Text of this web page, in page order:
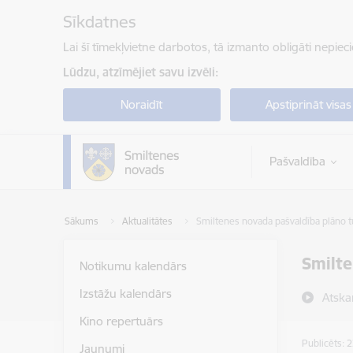
Sīkdatnes
Lai šī tīmekļvietne darbotos, tā izmanto obligāti
Lūdzu, atzīmējiet savu izvēli:
Noraidīt Apstiprināt visas
Pašvaldība
Sākums Aktualitātes Smiltenes novada pašvaldība plāno
Notikumu kalendārs
Izstāžu kalendārs
Kino repertuārs
Jaunumi
Publicēts: